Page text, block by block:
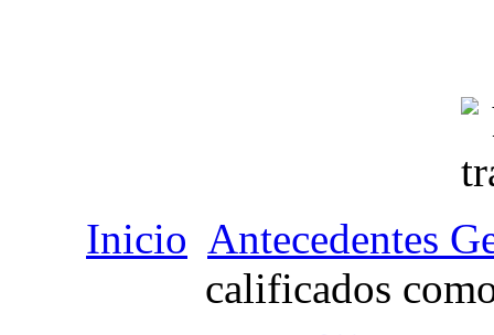
Inicio Antecedentes
calificados